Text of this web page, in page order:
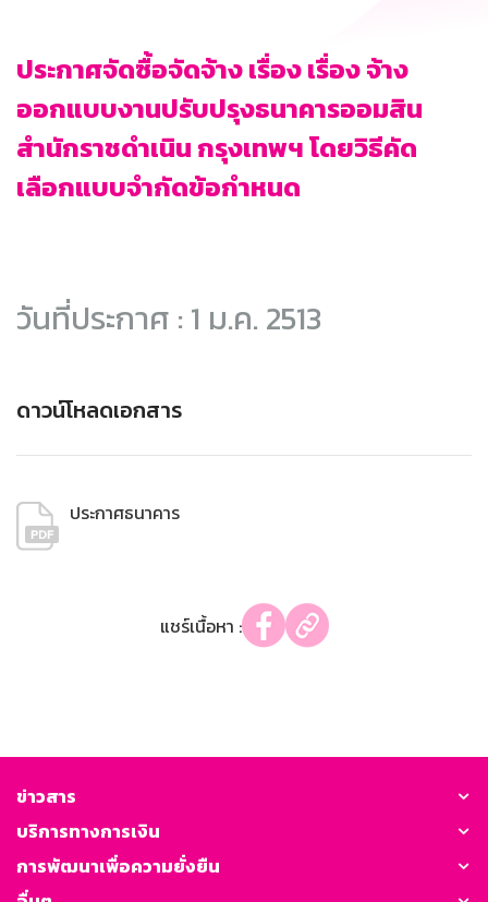
ประกาศจัดซื้อจัดจ้าง เรื่อง เรื่อง จ้าง
ออกแบบงานปรับปรุงธนาคารออมสิน
สำนักราชดำเนิน กรุงเทพฯ โดยวิธีคัด
เลือกแบบจำกัดข้อกำหนด
วันที่ประกาศ : 1 ม.ค. 2513
ดาวน์โหลดเอกสาร
ประกาศธนาคาร
แชร์เนื้อหา :
ข่าวสาร
บริการทางการเงิน
การพัฒนาเพื่อความยั่งยืน